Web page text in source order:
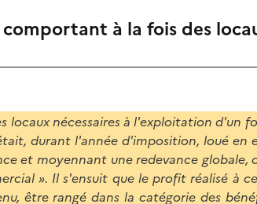
à la fois des
locaux nécessaires à l'exploitation d'un
durant l'année d'imposition, loué en
et moyennant une redevance globale,
». Il s'ensuit que le profit réalisé à
être rangé dans la catégorie des